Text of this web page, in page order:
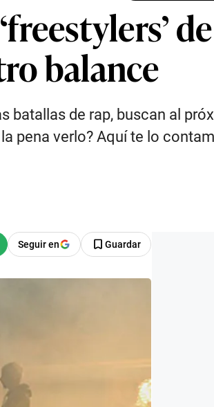
balance
batallas de rap, buscan al
pena verlo? Aquí te lo
Seguir en Guardar